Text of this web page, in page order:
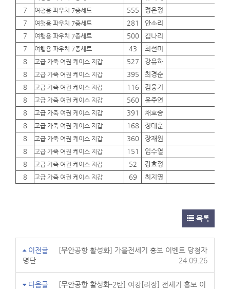
7
여행용 파우치 7종세트 555 정은정
7
여행용 파우치 7종세트 281 안소리
7
여행용 파우치 7종세트 500 김나리
7
여행용 파우치 7종세트 43 최선미
8
고급 가죽 여권 케이스 지갑 527 강유하
8
고급 가죽 여권 케이스 지갑 395 최경순
8
고급 가죽 여권 케이스 지갑 116 김웅기
8
고급 가죽 여권 케이스 지갑 560 윤주연
8
고급 가죽 여권 케이스 지갑 391 채호승
8
고급 가죽 여권 케이스 지갑 168 정대훈
8
고급 가죽 여권 케이스 지갑 360 장재원
8
고급 가죽 여권 케이스 지갑 151 임수열
8
고급 가죽 여권 케이스 지갑 52 강효정
8
고급 가죽 여권 케이스 지갑 69 최지영
목록
이전글
[무안공항 활성화] 가을전세기 홍보 이벤트 당첨자
명단
24.09.26
다음글
[무안공항 활성화-2탄] 여강[리장] 전세기 홍보 이